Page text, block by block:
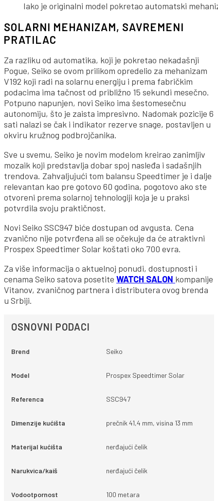
Iako je originalni model pokretao automatski
SOLARNI MEHANIZAM, SAVREMENI
PRATILAC
Za razliku od automatika, koji je pokretao nekadašnji
Pogue, Seiko se ovom prilikom opredelio za mehanizam
V192 koji radi na solarnu energiju i prema fabričkim
podacima ima tačnost od približno 15 sekundi mesečno.
Potpuno napunjen, novi Seiko ima šestomesečnu
autonomiju, što je zaista impresivno. Nadomak pozicije 6
sati nalazi se čak i indikator rezerve snage, postavljen u
okviru kružnog podbrojčanika.
Sve u svemu, Seiko je novim modelom kreirao zanimljiv
mozaik koji predstavlja dobar spoj nasleđa i sadašnjih
trendova. Zahvaljujući tom balansu Speedtimer je i dalje
relevantan kao pre gotovo 60 godina, pogotovo ako ste
otvoreni prema solarnoj tehnologiji koja je u praksi
potvrdila svoju praktičnost.
Novi Seiko SSC947 biće dostupan od avgusta. Cena
zvanično nije potvrđena ali se očekuje da će atraktivni
Prospex Speedtimer Solar koštati oko 700 evra.
Za više informacija o aktuelnoj ponudi, dostupnosti i
cenama Seiko satova posetite WATCH SALON kompanije
Vitanov, zvaničnog partnera i distributera ovog brenda
u Srbiji.
OSNOVNI PODACI
Brend Seiko
Model Prospex Speedtimer Solar
Referenca SSC947
Dimenzije kućišta prečnik 41,4 mm, visina 13 mm
Materijal kućišta nerđajući čelik
Narukvica/kaiš nerđajući čelik
Vodootpornost 100 metara